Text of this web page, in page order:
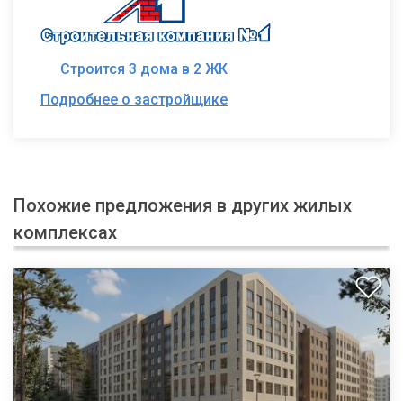
Строится 3 дома в 2 ЖК
Подробнее о застройщике
Похожие предложения в других жилых
комплексах